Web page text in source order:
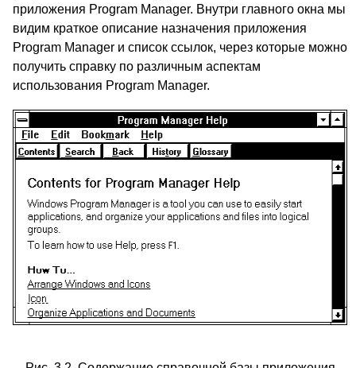
приложения Program Manager. Внутри главного окна мы
видим краткое описание назначения приложения
Program Manager и список ссылок, через которые можно
получить справку по различным аспектам
использования Program Manager.